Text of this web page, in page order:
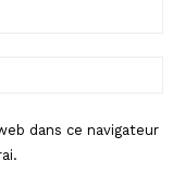
dans ce navigateur